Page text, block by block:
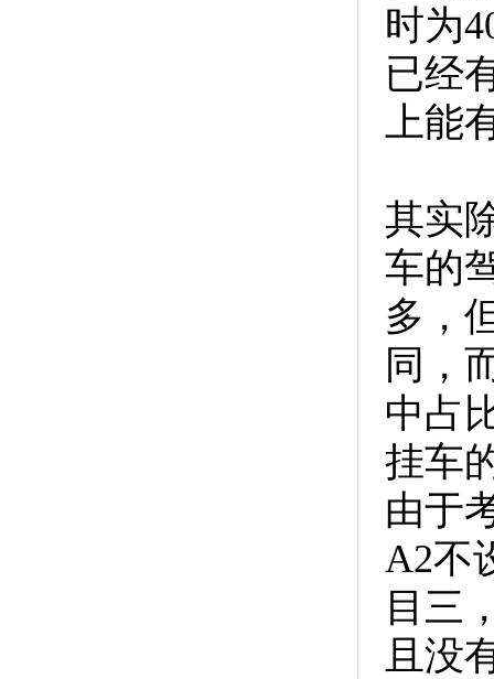
时为
已经
上能
其实
车的
多，
同，
中占
挂车
由于
A2不
目三
且没